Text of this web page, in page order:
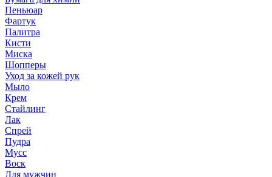
Пеньюар
Фартук
Палитра
Кисти
Миска
Шопперы
Уход за кожей рук
Мыло
Крем
Стайлинг
Лак
Спрей
Пудра
Мусс
Воск
Для мужчин